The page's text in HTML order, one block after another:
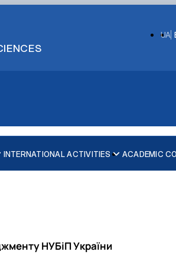
UA
INTERNATIONAL ACTIVITIES ACADEMIC
НУБіП України